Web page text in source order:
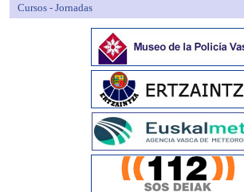
Cursos - Jornadas